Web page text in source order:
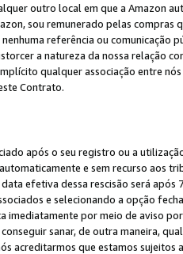
outro local em que a Amazon
sou remunerado pelas
referência ou comunicação
a natureza da nossa relação
qualquer associação entre
Contrato.
após o seu registro ou a
e sem recurso aos
efetiva dessa rescisão será
e selecionando a opção
imediatamente por meio de aviso
sanar, de outra maneira,
acreditarmos que estamos